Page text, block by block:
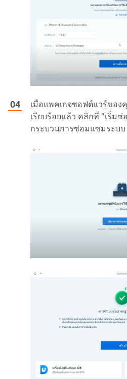
เมื่อแพคเกจซอฟต์แวร์ขอ
เรียบร้อยแล้ว คลิกที่ "เริ่ม
กระบวนการซ่อมแซมระบบ